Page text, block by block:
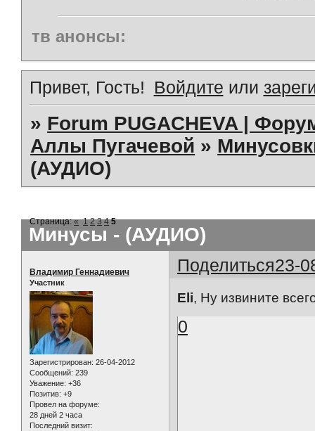
тв анонсы:
Привет, Гость! Войдите или
» Forum PUGACHEVA |
Аллы Пугачевой »
(АУДИО)
Минусы - (АУДИО)
Страница:« 1 2 3 4 5
Поделиться23-
Владимир Геннадиевич
Участник
Зарегистрирован: 26-04-2012
Сообщений: 239
Уважение: +36
Позитив: +9
Провел на форуме:
28 дней 2 часа
Последний визит:
Eli, Ну извините
0